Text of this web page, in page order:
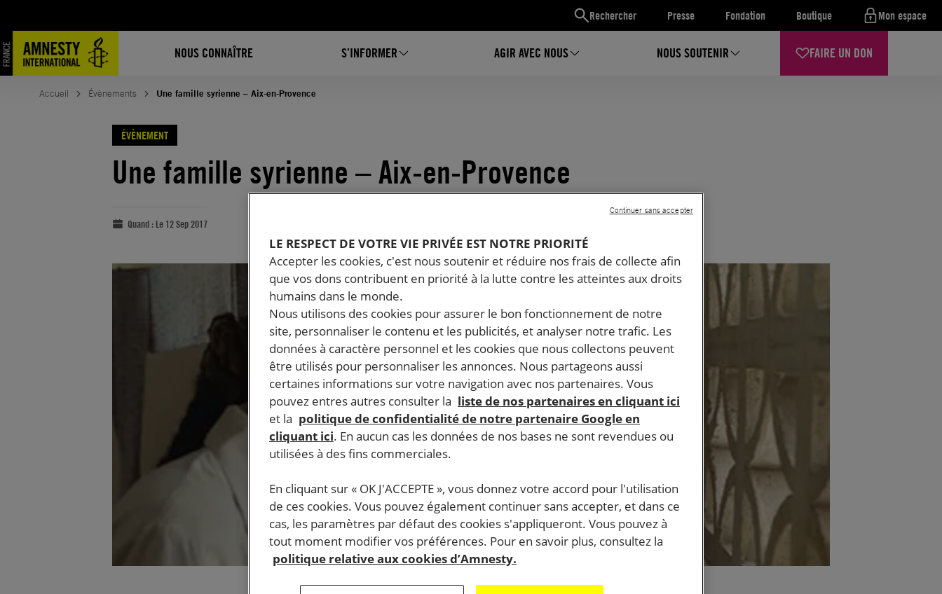
Rechercher Presse Fondation Boutique Mon espace
NOUS CONNAÎTRE S’INFORMER AGIR AVEC NOUS NOUS SOUTENIR FAIRE UN DON
Accueil Évènements Une famille syrienne – Aix-en-Provence
ÉVÈNEMENT
Une famille syrienne – Aix-en-Provence
Quand : Le 12 Sep 2017
LE RESPECT DE VOTRE VIE PRIVÉE EST NOTRE PRIORITÉ
Accepter les cookies, c'est nous soutenir et réduire nos frais de collecte afin
que vos dons contribuent en priorité à la lutte contre les atteintes aux droits
humains dans le monde.
Nous utilisons des cookies pour assurer le bon fonctionnement de notre
site, personnaliser le contenu et les publicités, et analyser notre trafic. Les
données à caractère personnel et les cookies que nous collectons peuvent
être utilisés pour personnaliser les annonces. Nous partageons aussi
certaines informations sur votre navigation avec nos partenaires. Vous
pouvez entres autres consulter la liste de nos partenaires en cliquant ici
et la politique de confidentialité de notre partenaire Google en
cliquant ici. En aucun cas les données de nos bases ne sont revendues ou
utilisées à des fins commerciales.
En cliquant sur « OK J'ACCEPTE », vous donnez votre accord pour l'utilisation
de ces cookies. Vous pouvez également continuer sans accepter, et dans ce
cas, les paramètres par défaut des cookies s'appliqueront. Vous pouvez à
tout moment modifier vos préférences. Pour en savoir plus, consultez la
politique relative aux cookies d’Amnesty.
Continuer sans accepter